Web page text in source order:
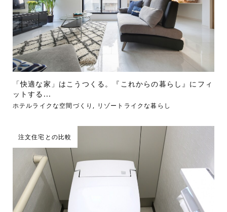
「快適な家」はこうつくる。『これからの暮らし』にフィ
ットする...
ホテルライクな空間づくり , リゾートライクな暮らし
注文住宅との比較